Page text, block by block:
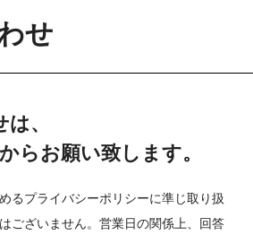
せ
、
らお願い致します。
るプライバシーポリシーに準じ取り扱
ございません。営業日の関係上、回答